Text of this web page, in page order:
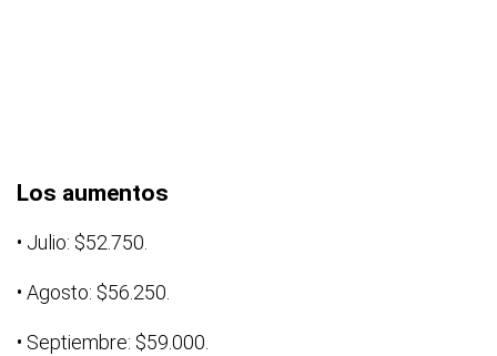
Los aumentos
• Julio: $52.750.
• Agosto: $56.250.
• Septiembre: $59.000.